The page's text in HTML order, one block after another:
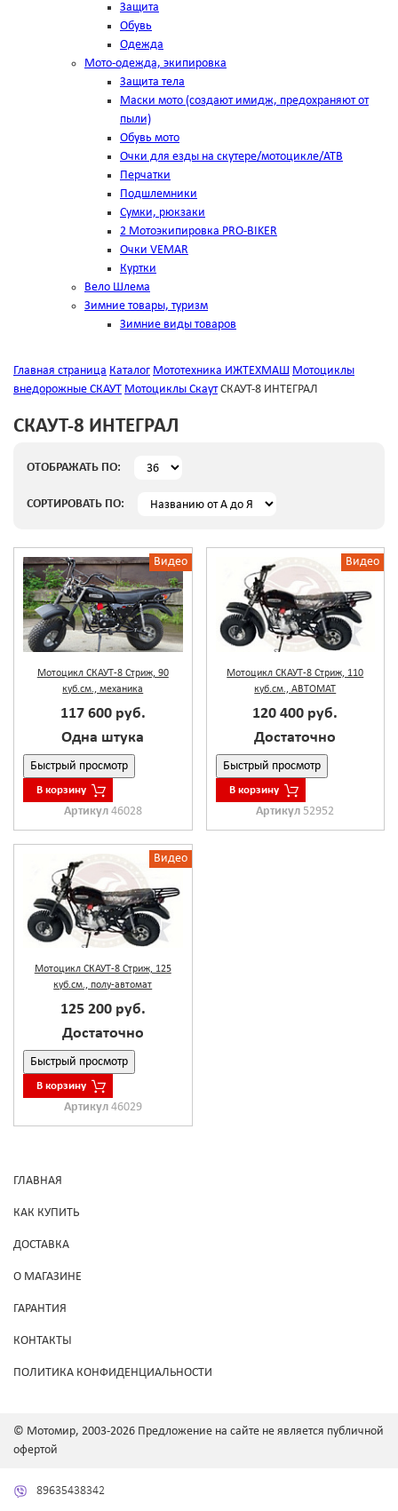
Защита
Обувь
Одежда
Мото-одежда, экипировка
Защита тела
Маски мото (создают имидж, предохраняют от
пыли)
Обувь мото
Очки для езды на скутере/мотоцикле/АТВ
Перчатки
Подшлемники
Сумки, рюкзаки
2 Мотоэкипировка PRO-BIKER
Очки VEMAR
Куртки
Вело Шлема
Зимние товары, туризм
Зимние виды товаров
Главная страница Каталог Мототехника ИЖТЕХМАШ Мотоциклы
внедорожные СКАУТ Мотоциклы Скаут СКАУТ-8 ИНТЕГРАЛ
СКАУТ-8 ИНТЕГРАЛ
ОТОБРАЖАТЬ ПО:
СОРТИРОВАТЬ ПО:
Видео
Мотоцикл СКАУТ-8 Стриж, 90
куб.см., механика
117 600 руб.
Одна штука
Быстрый просмотр
В корзину
Артикул 46028
Видео
Мотоцикл СКАУТ-8 Стриж, 110
куб.см., АВТОМАТ
120 400 руб.
Достаточно
Быстрый просмотр
В корзину
Артикул52952
Видео
Мотоцикл СКАУТ-8 Стриж, 125
куб.см., полу-автомат
125 200 руб.
Достаточно
Быстрый просмотр
В корзину
Артикул 46029
ГЛАВНАЯ
КАК КУПИТЬ
ДОСТАВКА
О МАГАЗИНЕ
ГАРАНТИЯ
КОНТАКТЫ
ПОЛИТИКА КОНФИДЕНЦИАЛЬНОСТИ
© Мотомир, 2003-2026 Предложение на сайте не является публичной
офертой
89635438342